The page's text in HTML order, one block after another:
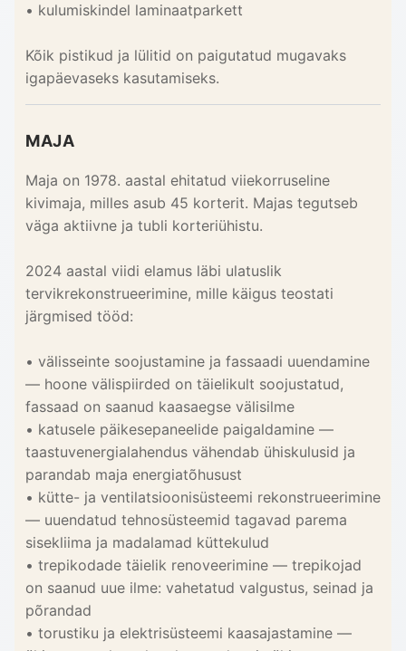
• kulumiskindel laminaatparkett
Kõik pistikud ja lülitid on paigutatud mugavaks
igapäevaseks kasutamiseks.
MAJA
Maja on 1978. aastal ehitatud viiekorruseline
kivimaja, milles asub 45 korterit. Majas tegutseb
väga aktiivne ja tubli korteriühistu.
2024 aastal viidi elamus läbi ulatuslik
tervikrekonstrueerimine, mille käigus teostati
järgmised tööd:
• välisseinte soojustamine ja fassaadi uuendamine
— hoone välispiirded on täielikult soojustatud,
fassaad on saanud kaasaegse välisilme
• katusele päikesepaneelide paigaldamine —
taastuvenergialahendus vähendab ühiskulusid ja
parandab maja energiatõhusust
• kütte- ja ventilatsioonisüsteemi rekonstrueerimine
— uuendatud tehnosüsteemid tagavad parema
sisekliima ja madalamad küttekulud
• trepikodade täielik renoveerimine — trepikojad
on saanud uue ilme: vahetatud valgustus, seinad ja
põrandad
• torustiku ja elektrisüsteemi kaasajastamine —